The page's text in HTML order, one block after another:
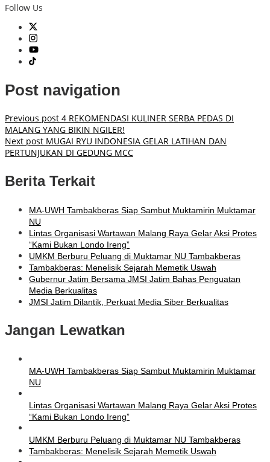
Follow Us
Post navigation
Previous post 4 REKOMENDASI KULINER SERBA PEDAS DI
MALANG YANG BIKIN NGILER!
Next post MUGAI RYU INDONESIA GELAR LATIHAN DAN
PERTUNJUKAN DI GEDUNG MCC
Berita Terkait
MA-UWH Tambakberas Siap Sambut Muktamirin Muktamar
NU
Lintas Organisasi Wartawan Malang Raya Gelar Aksi Protes
“Kami Bukan Londo Ireng”
UMKM Berburu Peluang di Muktamar NU Tambakberas
Tambakberas: Menelisik Sejarah Memetik Uswah
Gubernur Jatim Bersama JMSI Jatim Bahas Penguatan
Media Berkualitas
JMSI Jatim Dilantik, Perkuat Media Siber Berkualitas
Jangan Lewatkan
MA-UWH Tambakberas Siap Sambut Muktamirin Muktamar
NU
Lintas Organisasi Wartawan Malang Raya Gelar Aksi Protes
“Kami Bukan Londo Ireng”
UMKM Berburu Peluang di Muktamar NU Tambakberas
Tambakberas: Menelisik Sejarah Memetik Uswah